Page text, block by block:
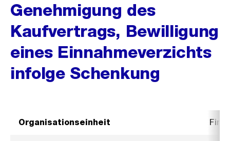
Genehmigung des
Kaufvertrags, Bewilligung
eines Einnahmeverzichts
infolge Schenkung
Organisationseinheit